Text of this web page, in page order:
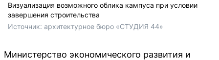
Визуализация возможного облика кампуса при условии
завершения строительства
Источник: архитектурное бюро «СТУДИЯ 44»
Министерство экономического развития и